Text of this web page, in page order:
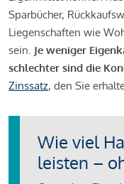
Sparbücher,
Liegenschaften wie
sein. Je weniger
schlechter sind die
Zinssatz, den Sie
Wie viel
leisten –